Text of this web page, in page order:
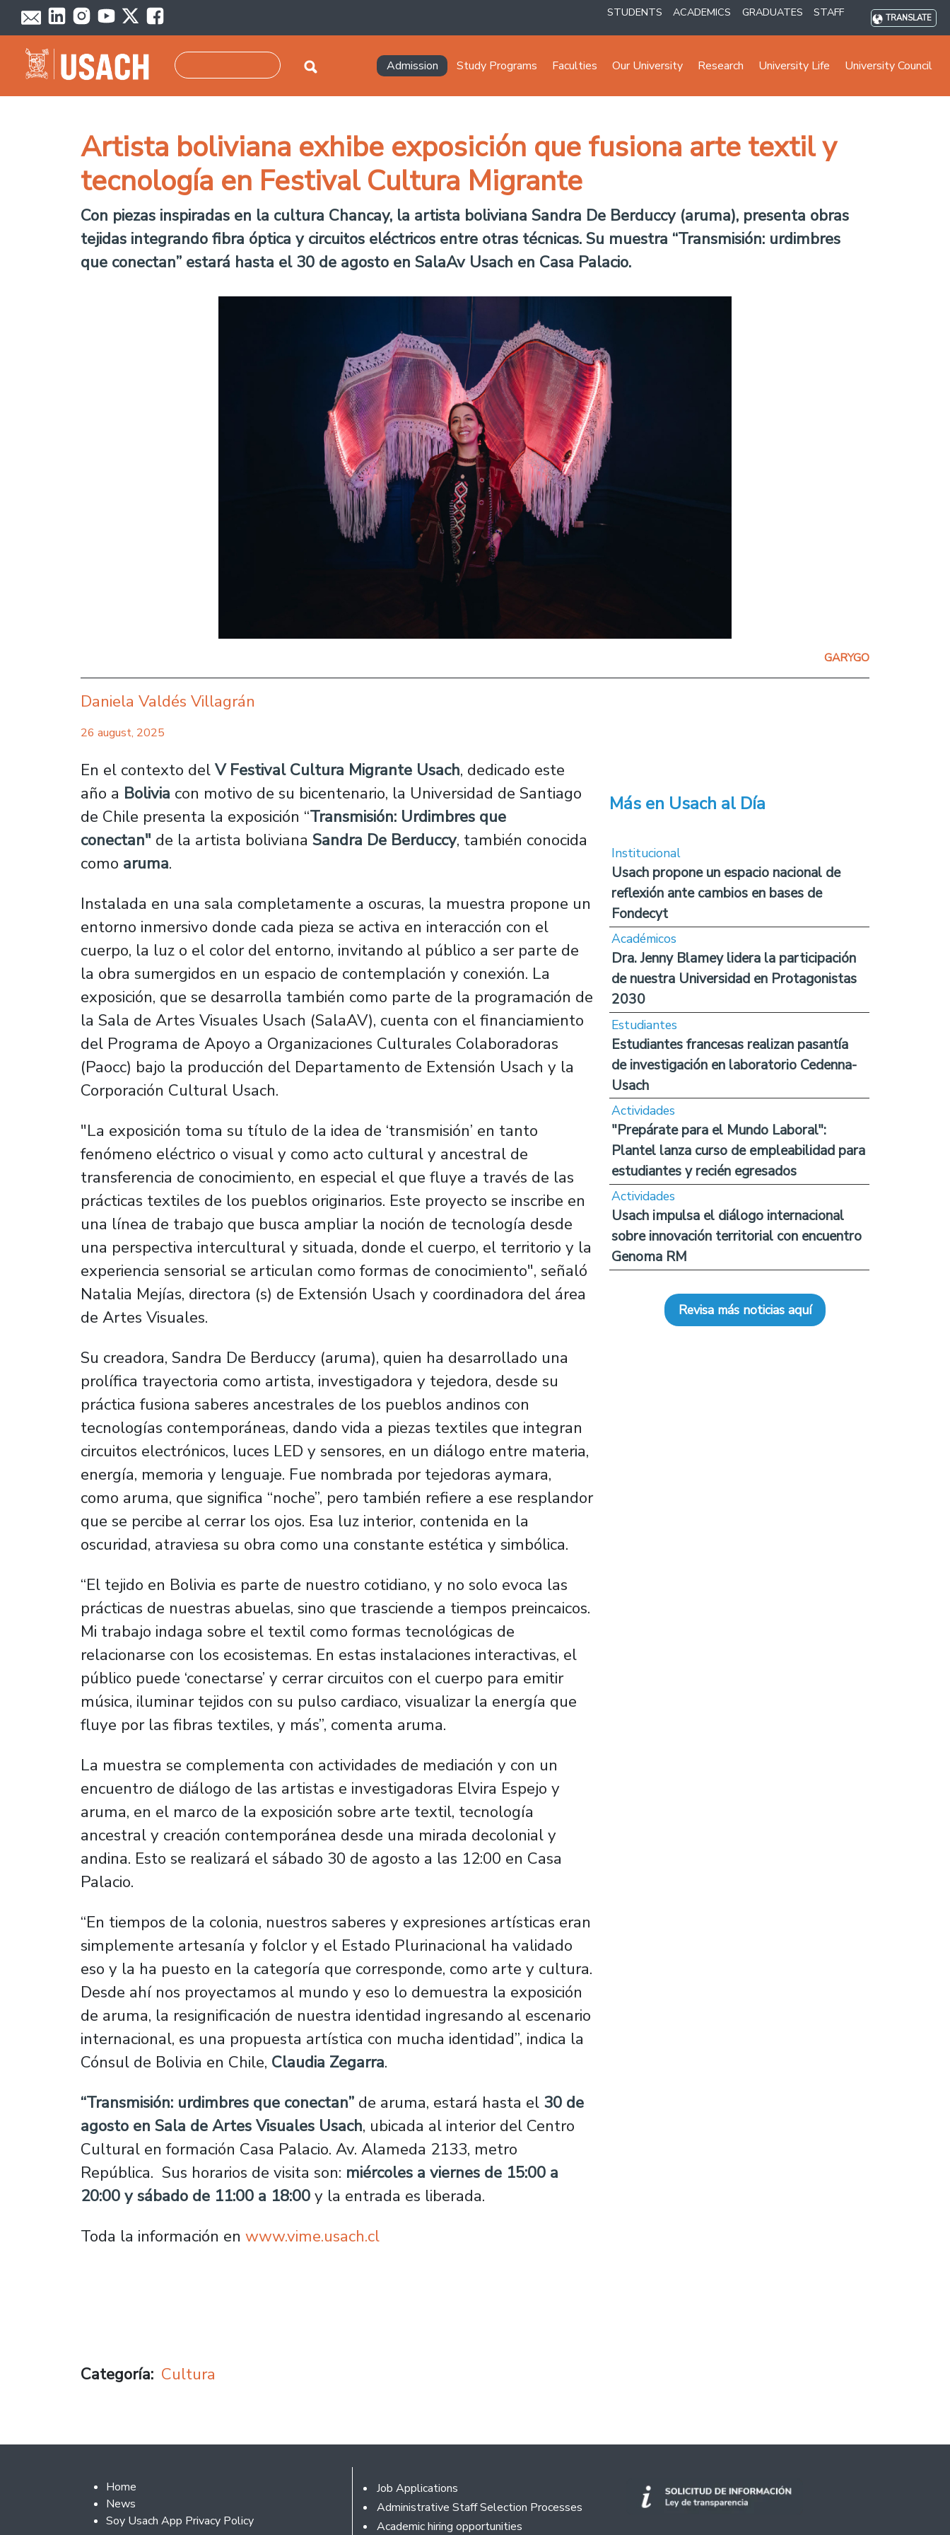
Skip to main content STUDENTS ACADEMICS GRADUATES STAFF TRANSLATE
Navegación principal
Admission Study Programs Faculties Our University Research University Life University Council
Artista boliviana exhibe exposición que fusiona arte textil y
tecnología en Festival Cultura Migrante
Con piezas inspiradas en la cultura Chancay, la artista boliviana Sandra De Berduccy (aruma), presenta obras
tejidas integrando fibra óptica y circuitos eléctricos entre otras técnicas. Su muestra “Transmisión: urdimbres
que conectan” estará hasta el 30 de agosto en SalaAv Usach en Casa Palacio.
GARYGO
Daniela Valdés Villagrán
26 august, 2025
En el contexto delV Festival Cultura Migrante Usach, dedicado este
año a Bolivia con motivo de su bicentenario, la Universidad de Santiago
de Chile presenta la exposición “Transmisión: Urdimbres que
conectan" de la artista boliviana Sandra De Berduccy, también conocida
como aruma.
Instalada en una sala completamente a oscuras, la muestra propone un
entorno inmersivo donde cada pieza se activa en interacción con el
cuerpo, la luz o el color del entorno, invitando al público a ser parte de
la obra sumergidos en un espacio de contemplación y conexión. La
exposición, que se desarrolla también como parte de la programación de
la Sala de Artes Visuales Usach (SalaAV), cuenta con el financiamiento
del Programa de Apoyo a Organizaciones Culturales Colaboradoras
(Paocc) bajo la producción del Departamento de Extensión Usach y la
Corporación Cultural Usach.
"La exposición toma su título de la idea de ‘transmisión’ en tanto
fenómeno eléctrico o visual y como acto cultural y ancestral de
transferencia de conocimiento, en especial el que fluye a través de las
prácticas textiles de los pueblos originarios. Este proyecto se inscribe en
una línea de trabajo que busca ampliar la noción de tecnología desde
una perspectiva intercultural y situada, donde el cuerpo, el territorio y la
experiencia sensorial se articulan como formas de conocimiento", señaló
Natalia Mejías, directora (s) de Extensión Usach y coordinadora del área
de Artes Visuales.
Su creadora, Sandra De Berduccy (aruma), quien ha desarrollado una
prolífica trayectoria como artista, investigadora y tejedora, desde su
práctica fusiona saberes ancestrales de los pueblos andinos con
tecnologías contemporáneas, dando vida a piezas textiles que integran
circuitos electrónicos, luces LED y sensores, en un diálogo entre materia,
energía, memoria y lenguaje. Fue nombrada por tejedoras aymara,
como aruma, que significa “noche”, pero también refiere a ese resplandor
que se percibe al cerrar los ojos. Esa luz interior, contenida en la
oscuridad, atraviesa su obra como una constante estética y simbólica.
“El tejido en Bolivia es parte de nuestro cotidiano, y no solo evoca las
prácticas de nuestras abuelas, sino que trasciende a tiempos preincaicos.
Mi trabajo indaga sobre el textil como formas tecnológicas de
relacionarse con los ecosistemas. En estas instalaciones interactivas, el
público puede ‘conectarse’ y cerrar circuitos con el cuerpo para emitir
música, iluminar tejidos con su pulso cardiaco, visualizar la energía que
fluye por las fibras textiles, y más”, comenta aruma.
La muestra se complementa con actividades de mediación y con un
encuentro de diálogo de las artistas e investigadoras Elvira Espejo y
aruma, en el marco de la exposición sobre arte textil, tecnología
ancestral y creación contemporánea desde una mirada decolonial y
andina. Esto se realizará el sábado 30 de agosto a las 12:00 en Casa
Palacio.
“En tiempos de la colonia, nuestros saberes y expresiones artísticas eran
simplemente artesanía y folclor y el Estado Plurinacional ha validado
eso y la ha puesto en la categoría que corresponde, como arte y cultura.
Desde ahí nos proyectamos al mundo y eso lo demuestra la exposición
de aruma, la resignificación de nuestra identidad ingresando al escenario
internacional, es una propuesta artística con mucha identidad”, indica la
Cónsul de Bolivia en Chile, Claudia Zegarra.
“Transmisión: urdimbres que conectan” de aruma, estará hasta el 30 de
agosto en Sala de Artes Visuales Usach, ubicada al interior del Centro
Cultural en formación Casa Palacio. Av. Alameda 2133, metro
República. Sus horarios de visita son: miércoles a viernes de 15:00 a
20:00 y sábado de 11:00 a 18:00y la entrada es liberada.
Toda la información en www.vime.usach.cl
Categoría Cultura
Más en Usach al Día
Institucional
Usach propone un espacio nacional de
reflexión ante cambios en bases de
Fondecyt
Académicos
Dra. Jenny Blamey lidera la participación
de nuestra Universidad en Protagonistas
2030
Estudiantes
Estudiantes francesas realizan pasantía
de investigación en laboratorio Cedenna-
Usach
Actividades
"Prepárate para el Mundo Laboral":
Plantel lanza curso de empleabilidad para
estudiantes y recién egresados
Actividades
Usach impulsa el diálogo internacional
sobre innovación territorial con encuentro
Genoma RM
Revisa más noticias aquí
Footer 2
Home
News
Soy Usach App Privacy Policy
Footer
Job Applications
Administrative Staff Selection Processes
Academic hiring opportunities